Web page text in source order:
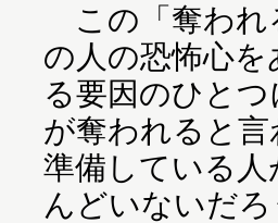
この「奪われ
の人の恐怖心
る要因のひと
が奪われると
準備している
んどいないだろ